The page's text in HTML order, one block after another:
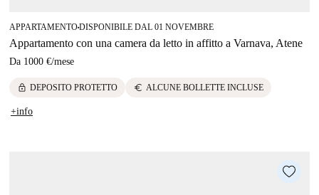
APPARTAMENTO■DISPONIBILE DAL 01 NOVEMBRE
Appartamento con una camera da letto in affitto a Varnava, Atene
Da 1000 €/mese
lock DEPOSITO PROTETTO euro ALCUNE BOLLETTE INCLUSE
+info